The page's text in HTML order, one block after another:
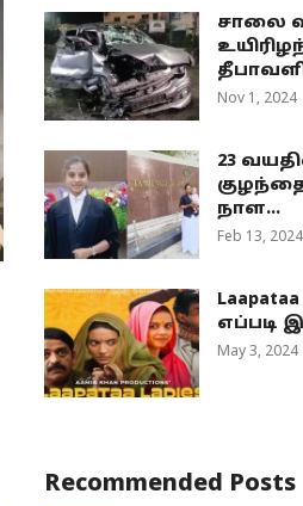
சாலை
Nov 1, 2024
23
நாள...
Feb 13, 2024
Laapataa
எப்படி
May 3, 2024
Recommended Posts